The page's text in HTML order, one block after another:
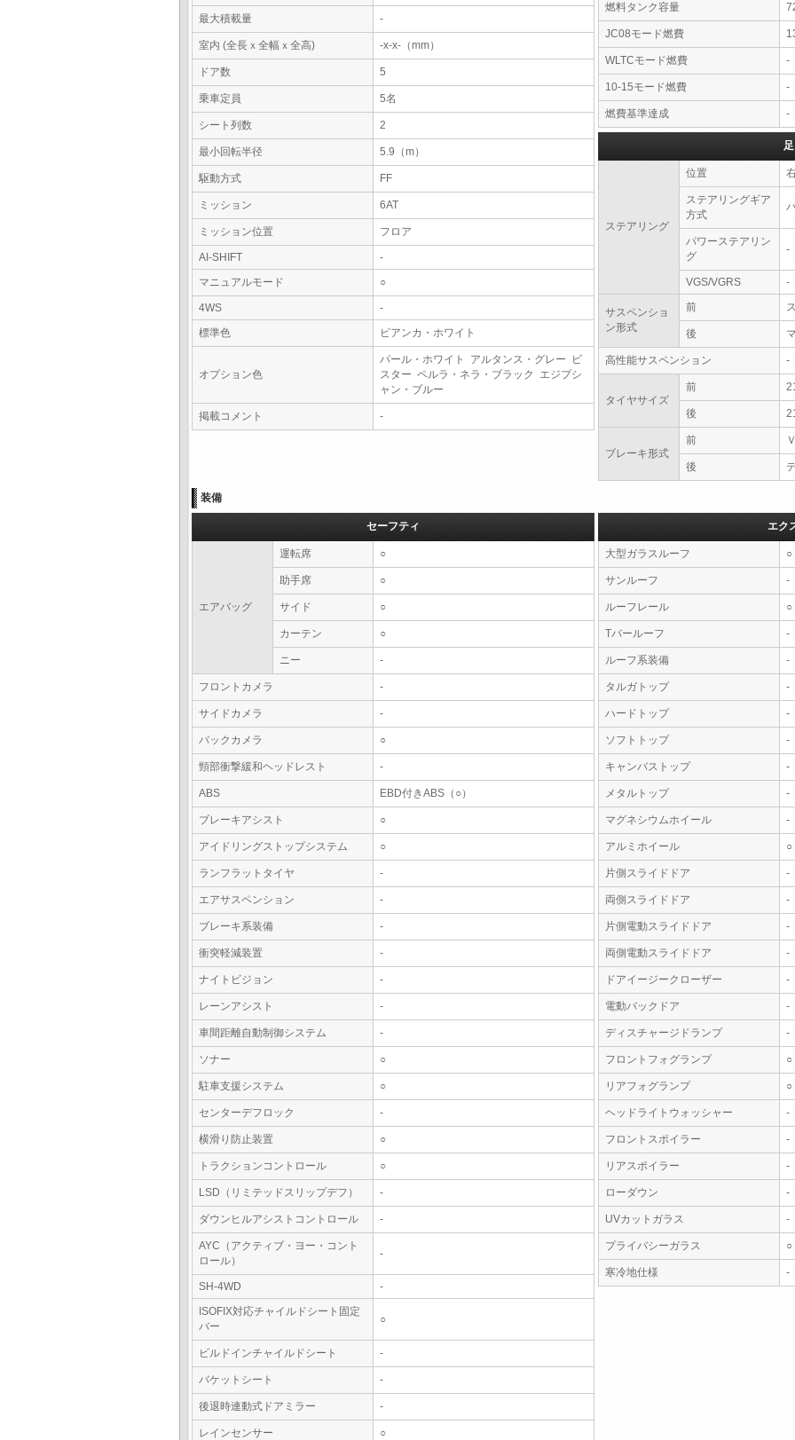
最大積載量 -
室内 (全長ｘ全幅ｘ全高) -x-x-（mm）
ドア数 5
乗車定員 5名
シート列数 2
最小回転半径 5.9（m）
駆動方式 FF
ミッション 6AT
ミッション位置 フロア
AI-SHIFT
-
マニュアルモード
○
4WS
-
標準色
ビアンカ・ホワイト
オプション色
パール・ホワイト アルタンス・グレー ビ
スター ペルラ・ネラ・ブラック エジプシ
ャン・ブルー
掲載コメント -
燃料タンク容量
JC08モード燃費
WLTCモード燃費 -
10-15モード燃費 -
燃費基準達成 -
ステアリング
位置
ステアリングギア
方式
パワーステアリン
グ
-
VGS/VGRS -
サスペンショ
ン形式
前
後
高性能サスペンション -
タイヤサイズ
前
後
ブレーキ形式
前
後
装備
セーフティ
エアバッグ
運転席 ○
助手席 ○
サイド ○
カーテン ○
ニー -
フロントカメラ -
サイドカメラ -
バックカメラ ○
頸部衝撃緩和ヘッドレスト -
ABS EBD付きABS（○）
ブレーキアシスト ○
アイドリングストップシステム ○
ランフラットタイヤ -
エアサスペンション -
ブレーキ系装備 -
衝突軽減装置 -
ナイトビジョン -
レーンアシスト -
車間距離自動制御システム -
ソナー ○
駐車支援システム ○
センターデフロック -
横滑り防止装置 ○
トラクションコントロール ○
LSD（リミテッドスリップデフ） -
ダウンヒルアシストコントロール -
AYC（アクティブ・ヨー・コント
ロール）
-
SH-4WD
-
ISOFIX対応チャイルドシート固定
バー
○
ビルドインチャイルドシート -
バケットシート -
後退時連動式ドアミラー -
レインセンサー ○
エク
大型ガラスルーフ ○
サンルーフ -
ルーフレール ○
Tバールーフ -
ルーフ系装備 -
タルガトップ -
ハードトップ -
ソフトトップ -
キャンバストップ -
メタルトップ -
マグネシウムホイール -
アルミホイール ○
片側スライドドア -
両側スライドドア -
片側電動スライドドア -
両側電動スライドドア -
ドアイージークローザー -
電動バックドア -
ディスチャージドランプ -
フロントフォグランプ ○
リアフォグランプ ○
ヘッドライトウォッシャー -
フロントスポイラー -
リアスポイラー -
ローダウン -
UVカットガラス -
プライバシーガラス ○
寒冷地仕様 -